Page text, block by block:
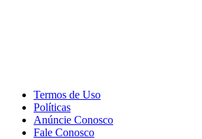
Termos de Uso
Políticas
Anúncie Conosco
Fale Conosco